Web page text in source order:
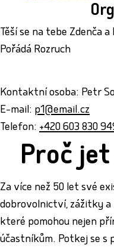
Těší se na tebe Zdenča
Pořádá Rozruch
Kontaktní osoba: Petr
E-mail: p1@email.cz
Telefon: +420 603 830
Proč
Za více než 50 let své
dobrovolnictví, zážitky
které pomohou nejen
účastníkům. Potkej se s